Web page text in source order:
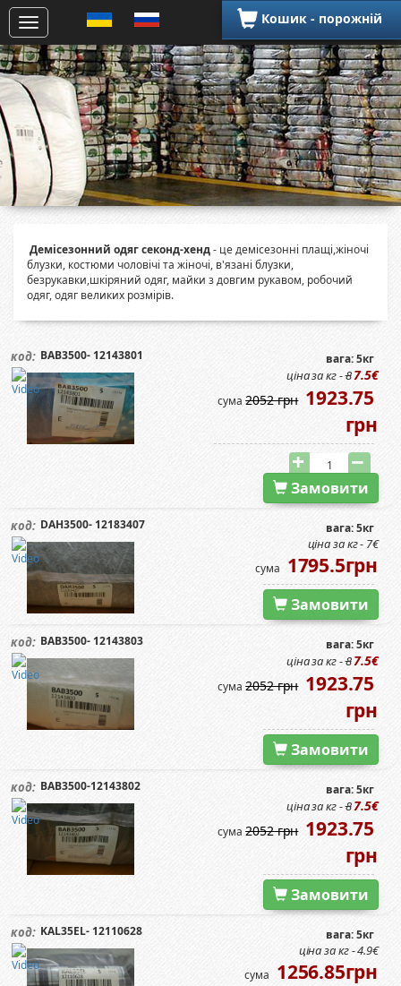
Демісезонний одяг секонд-хенд- це демісезонні плащі,жіночі
блузки, костюми чоловічі та жіночі, в'язані блузки,
безрукавки,шкіряний одяг, майки з довгим рукавом, робочий
одяг, одяг великих розмірів.
код: BAB3500- 12143801 вага: 5кг
ціна за кг -87.5€
сума2052 грн 1923.75
грн
Замовити
код: DAH3500- 12183407 вага: 5кг
ціна за кг - 7€
сума 1795.5грн
Замовити
код: BAB3500- 12143803 вага: 5кг
ціна за кг -87.5€
сума2052 грн 1923.75
грн
Замовити
код: BAB3500-12143802 вага: 5кг
ціна за кг -87.5€
сума2052 грн 1923.75
грн
Замовити
код: KAL35EL- 12110628 вага: 5кг
ціна за кг - 4.9€
сума 1256.85грн
Кошик - порожній